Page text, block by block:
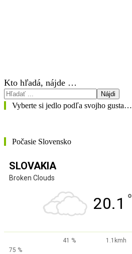
Kto hľadá, nájde …
Nájdi
Vyberte si jedlo podľa svojho gusta…
Počasie Slovensko
SLOVAKIA
Broken Clouds
20.1 °
41 %
1.1kmh
75 %